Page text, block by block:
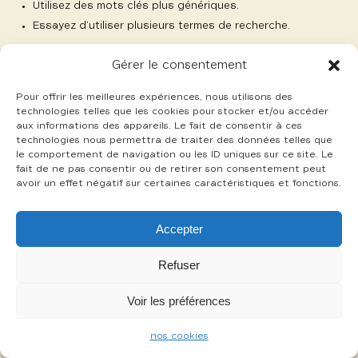
Gérer le consentement
Pour offrir les meilleures expériences, nous utilisons des
technologies telles que les cookies pour stocker et/ou accéder
aux informations des appareils. Le fait de consentir à ces
technologies nous permettra de traiter des données telles que
le comportement de navigation ou les ID uniques sur ce site. Le
fait de ne pas consentir ou de retirer son consentement peut
avoir un effet négatif sur certaines caractéristiques et fonctions.
Accepter
Refuser
Voir les préférences
nos cookies
Utilisez des mots clés plus génériques.
Essayez d’utiliser plusieurs termes de recherche.
-
mentions légales